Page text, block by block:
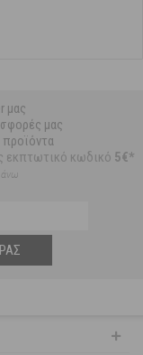
μας
μας
προϊόντα
εκπτωτικό κωδικό 5€*
άνω